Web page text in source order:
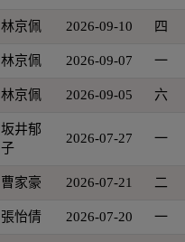
林京佩 2026-09-10 四
林京佩 2026-09-07 一
林京佩 2026-09-05 六
坂井郁
子
2026-07-27 一
曹家豪 2026-07-21 二
張怡倩 2026-07-20 一